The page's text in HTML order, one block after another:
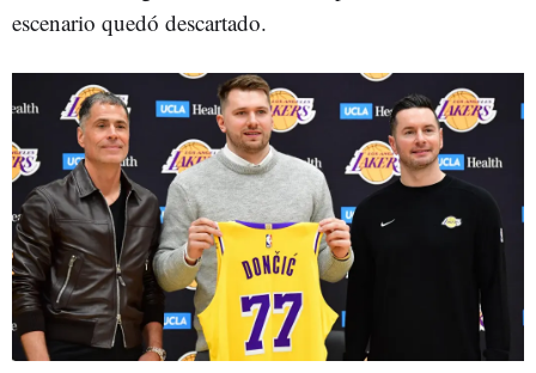
escenario quedó descartado.